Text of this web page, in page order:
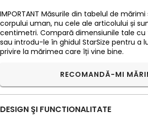
IMPORTANT Măsurile din tabelul de
corpului uman, nu cele ale articolului și
centimetri. Compară dimensiunile tale
sau introdu-le în ghidul StarSize pentru a
privire la mărimea care îți vine bine.
RECOMANDĂ-MI
DESIGN ŞI FUNCTIONALITATE